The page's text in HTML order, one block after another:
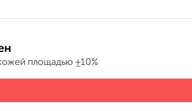
площадью ±10%